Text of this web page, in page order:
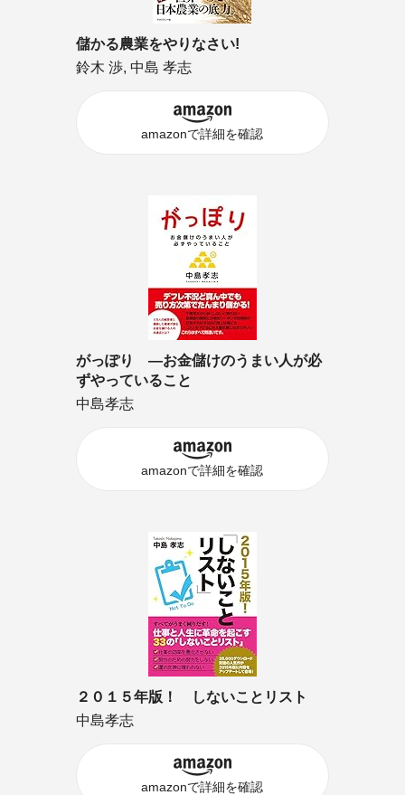
儲かる農業をやりなさい!
鈴木 渉, 中島 孝志
amazonで詳細を確認
がっぽり ―お金儲けのうまい人が必
ずやっていること
中島孝志
amazonで詳細を確認
２０１５年版！ しないことリスト
中島孝志
amazonで詳細を確認